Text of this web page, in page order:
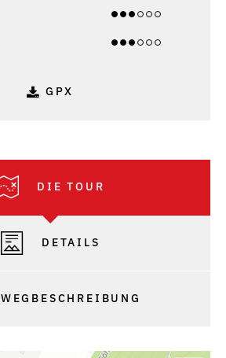
GPX
DIE TOUR
DETAILS
WEGBESCHREIBUNG